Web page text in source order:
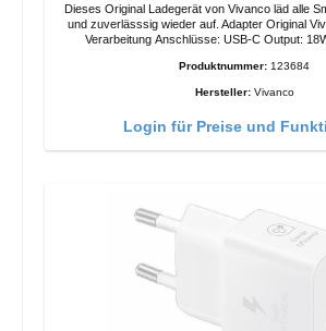
Dieses Original Ladegerät von Vivanco läd alle
und zuverlässsig wieder auf. Adapter Original Vivanco Hochwertige
Verarbeitung Anschlüsse: USB-C
Produktnummer: 123684
Hersteller: Vivanco
Login für Preise und